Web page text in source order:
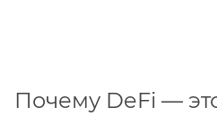
Почему DeFi —